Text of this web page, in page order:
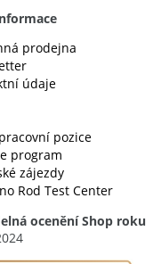
prodejna
údaje
pozice
program
zájezdy
Rod Test Center
ocenění Shop roku